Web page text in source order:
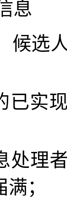
息
候选
已实
处理
；